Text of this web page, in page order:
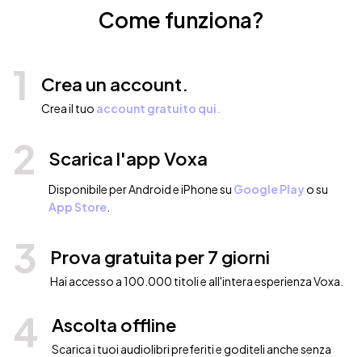
Come funziona?
1 Crea un account.
Crea il tuo account gratuito qui.
2 Scarica l'app Voxa
Disponibile per Android e iPhone su Google Playo su
App Store
3 Prova gratuita per 7 giorni
Hai accesso a 100.000 titoli e all'intera esperienza Voxa.
4 Ascolta offline
Scarica i tuoi audiolibri preferiti e goditeli anche senza